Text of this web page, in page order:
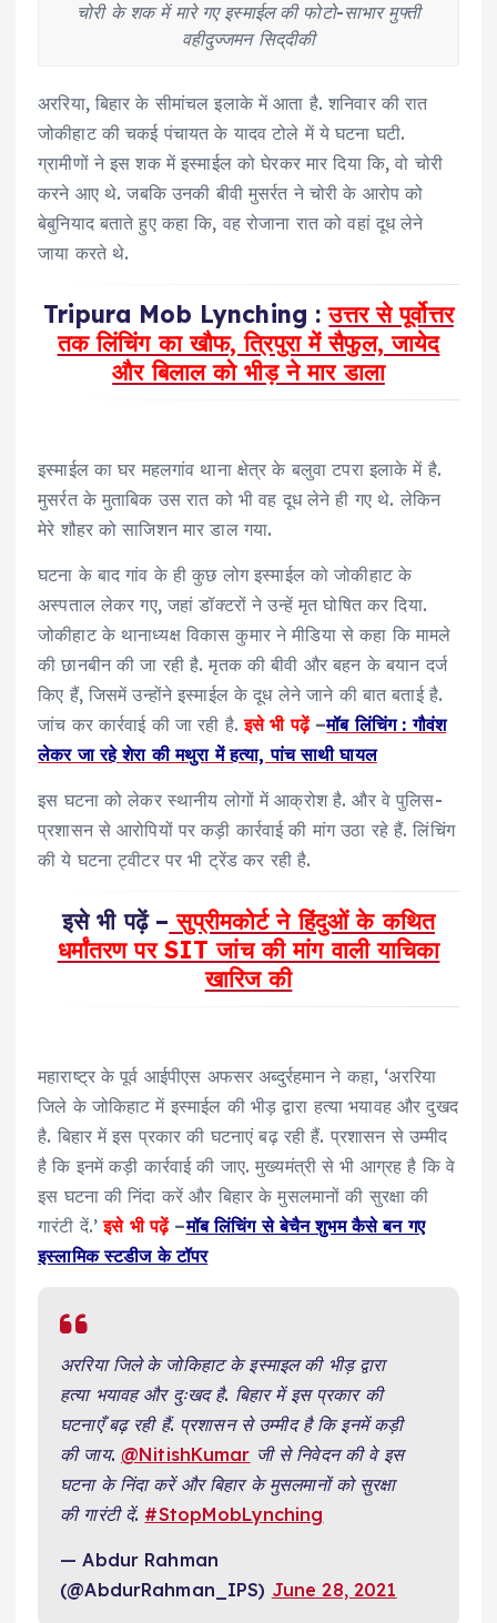
चोरी के शक में मारे गए इस्माईल की फोटो-साभार मुफ्ती
वहीदुज्जमन सिद्​दीकी
अररिया, बिहार के सीमांचल इलाके में आता है. शनिवार की रात
जोकीहाट की चकई पंचायत के यादव टोले में ये घटना घटी.
ग्रामीणों ने इस शक में इस्माईल को घेरकर मार दिया कि, वो चोरी
करने आए थे. जबकि उनकी बीवी मुसर्रत ने चोरी के आरोप को
बेबुनियाद बताते हुए कहा कि, वह रोजाना रात को वहां दूध लेने
जाया करते थे.
Tripura Mob Lynching :उत्तर से पूर्वोत्तर
तक लिंचिंग का खौफ, त्रिपुरा में सैफुल, जायेद
और बिलाल को भीड़ ने मार डाला
इस्माईल का घर महलगांव थाना क्षेत्र के बलुवा टपरा इलाके में है.
मुसर्रत के मुताबिक उस रात को भी वह दूध लेने ही गए थे. लेकिन
मेरे शौहर को साजिशन मार डाल गया.
घटना के बाद गांव के ही कुछ लोग इस्माईल को जोकीहाट के
अस्पताल लेकर गए, जहां डॉक्टरों ने उन्हें मृत घोषित कर दिया.
जोकीहाट के थानाध्यक्ष विकास कुमार ने मीडिया से कहा कि मामले
की छानबीन की जा रही है. मृतक की बीवी और बहन के बयान दर्ज
किए हैं, जिसमें उन्होंने इस्माईल के दूध लेने जाने की बात बताई है.
जांच कर कार्रवाई की जा रही है.इसे भी पढ़ें–मॉब लिंचिंग : गौवंश
लेकर जा रहे शेरा की मथुरा में हत्या, पांच साथी घायल
इस घटना को लेकर स्थानीय लोगों में आक्रोश है. और वे पुलिस-
प्रशासन से आरोपियों पर कड़ी कार्रवाई की मांग उठा रहे हैं. लिंचिंग
की ये घटना ट्वीटर पर भी ट्रेंड कर रही है.
इसे भी पढ़ें – सुप्रीमकोर्ट ने हिंदुओं के कथित
धर्मांतरण पर SIT जांच की मांग वाली याचिका
खारिज की
महाराष्ट्र के पूर्व आईपीएस अफसर अब्दुर्रहमान ने कहा, ‘अररिया
जिले के जोकिहाट में इस्माईल की भीड़ द्वारा हत्या भयावह और दुखद
है. बिहार में इस प्रकार की घटनाएं बढ़ रही हैं. प्रशासन से उम्मीद
है कि इनमें कड़ी कार्रवाई की जाए. मुख्यमंत्री से भी आग्रह है कि वे
इस घटना की निंदा करें और बिहार के मुसलमानों की सुरक्षा की
गारंटी दें.’इसे भी पढ़ें–मॉब लिंचिंग से बेचैन शुभम कैसे बन गए
इस्लामिक स्टडीज के टॉपर
अररिया जिले के जोकिहाट के इस्माइल की भीड़ द्वारा
हत्या भयावह और दुःखद है. बिहार में इस प्रकार की
घटनाएँ बढ़ रही हैं. प्रशासन से उम्मीद है कि इनमें कड़ी
की जाय. @NitishKumar जी से निवेदन की वे इस
घटना के निंदा करें और बिहार के मुसलमानों को सुरक्षा
की गारंटी दें. #StopMobLynching
— Abdur Rahman
(@AbdurRahman_IPS) June 28, 2021